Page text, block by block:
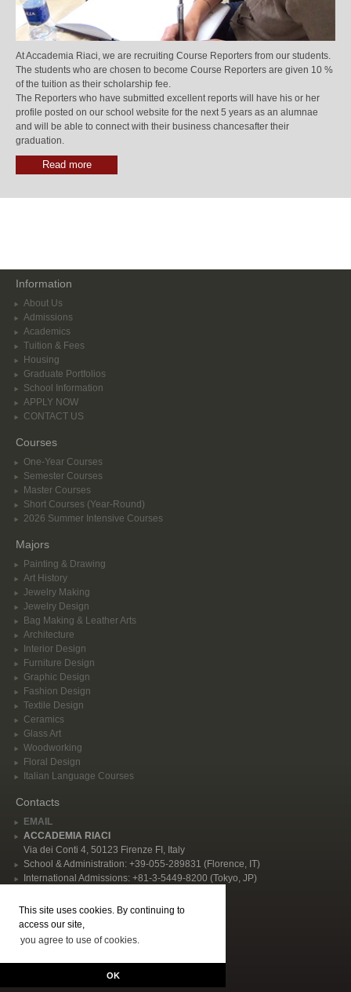
This site uses cookies. By continuing to
access our site,
you agree to use of cookies.
OK
At Accademia Riaci, we are recruiting Course Reporters from our students.
The students who are chosen to become Course Reporters are given 10 %
of the tuition as their scholarship fee.
The Reporters who have submitted excellent reports will have his or her
profile posted on our school website for the next 5 years as an alumnae
and will be able to connect with their business chancesafter their
graduation.
Read more
Information
About Us
Admissions
Academics
Tuition & Fees
Housing
Graduate Portfolios
School Information
APPLY NOW
CONTACT US
Courses
One-Year Courses
Semester Courses
Master Courses
Short Courses (Year-Round)
2026 Summer Intensive Courses
Majors
Painting & Drawing
Art History
Jewelry Making
Jewelry Design
Bag Making & Leather Arts
Architecture
Interior Design
Furniture Design
Graphic Design
Fashion Design
Textile Design
Ceramics
Glass Art
Woodworking
Floral Design
Italian Language Courses
Contacts
EMAIL
ACCADEMIA RIACI
Via dei Conti 4, 50123 Firenze FI, Italy
School & Administration: +39-055-289831 (Florence, IT)
International Admissions: +81-3-5449-8200 (Tokyo, JP)
© 2026 Accademia Riaci. All rights reserved, P.I. IT02344480484 | "Accademia
Riaci - International School of Arts, Design, Cooking, and Italian Language in